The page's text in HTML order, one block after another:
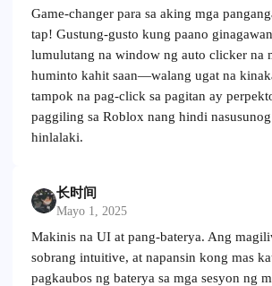
Game-changer para sa aking mga
tap! Gustung-gusto kung paano
lumulutang na window ng auto clicker na
huminto kahit saan—walang ugat na
tampok na pag-click sa pagitan ay
paggiling sa Roblox nang hindi
hinlalaki.
长时间
Mayo 1, 2025
Makinis na UI at pang-baterya. Ang
sobrang intuitive, at napansin kong mas
pagkaubos ng baterya sa mga sesyon ng